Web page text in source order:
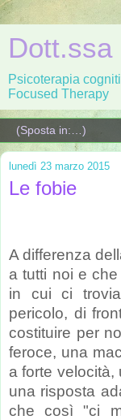
Dott.ssa
Psicoterapia
Focused Therapy
lunedì 23 marzo 2015
Le fobie
A differenza
a tutti noi e
in cui ci
pericolo, di
costituire per
feroce, una
a forte velocità,
una risposta
che così "ci